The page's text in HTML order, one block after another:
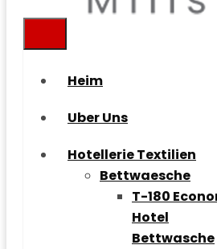
Heim
Uber Uns
Hotellerie Textilien
Bettwaesche
T-180
Hotel
Bettwasche